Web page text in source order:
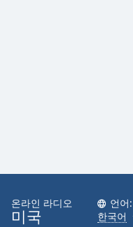
of
window.
온라인 라디오
미국
언어:
한국어